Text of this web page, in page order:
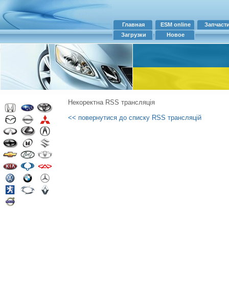
Главная ESM online
Загрузки
Новое
Некоректна RSS трансляція
<< повернутися до списку RSS трансляцій